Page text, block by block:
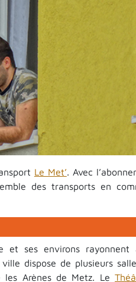
Le Met’ . Avec
des transports en
ses environs rayonnent
dispose de plusieurs
les Arènes de Metz. Le